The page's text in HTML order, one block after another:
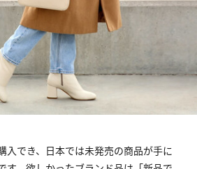
入でき、日本では未発売の商品が手に